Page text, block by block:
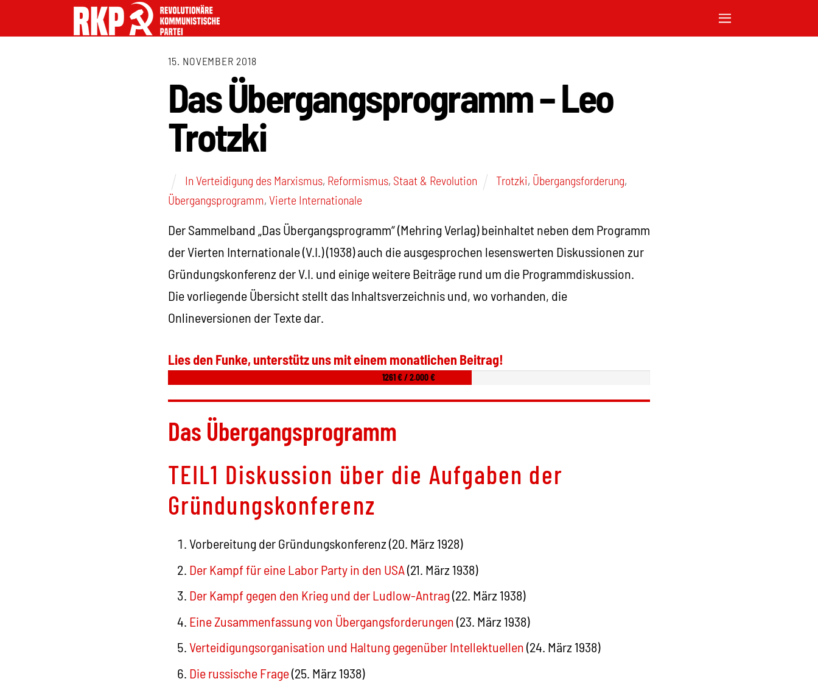
15. NOVEMBER 2018
Das Übergangsprogramm – Leo
Trotzki
In Verteidigung des Marxismus, Reformismus, Staat & Revolution Trotzki, Übergangsforderung,
Übergangsprogramm, Vierte Internationale
Der Sammelband „Das Übergangsprogramm“ (Mehring Verlag) beinhaltet neben dem Programm
der Vierten Internationale (V.I.) (1938) auch die ausgesprochen lesenswerten Diskussionen zur
Gründungskonferenz der V.I. und einige weitere Beiträge rund um die Programmdiskussion.
Die vorliegende Übersicht stellt das Inhaltsverzeichnis und, wo vorhanden, die
Onlineversionen der Texte dar.
Lies den Funke, unterstütz uns mit einem monatlichen Beitrag!
1261 € / 2.000 €
Das Übergangsprogramm
TEIL1 Diskussion über die Aufgaben der
Gründungskonferenz
Vorbereitung der Gründungskonferenz (20. März 1928)
Der Kampf für eine Labor Party in den USA(21. März 1938)
Der Kampf gegen den Krieg und der Ludlow-Antrag(22. März 1938)
Eine Zusammenfassung von Übergangsforderungen(23. März 1938)
Verteidigungsorganisation und Haltung gegenüber Intellektuellen(24. März 1938)
Die russische Frage(25. März 1938)